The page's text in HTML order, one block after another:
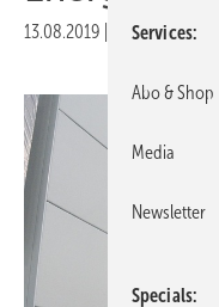
13.08.2019 Druckvorschau
Services
Abo & Shop
Media
Newsletter
Specials